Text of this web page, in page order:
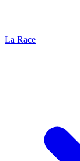
La Race